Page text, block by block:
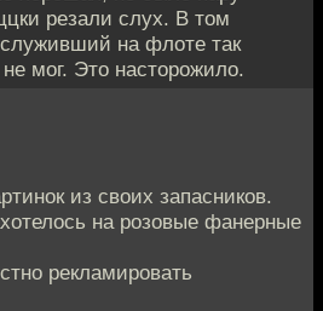
резали слух. В том
на флоте так
мог. Это насторожило.
из своих запасников.
на розовые фанерные
рекламировать